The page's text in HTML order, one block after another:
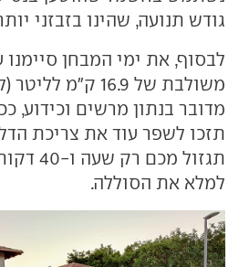
גודש תנועה, שהינו בזבזני
לבסוף, את ימי המבחן
משולבת של 16.9
מדובר בנתון מרשים וכידוע,
תגזול
למלא את הסוללה.